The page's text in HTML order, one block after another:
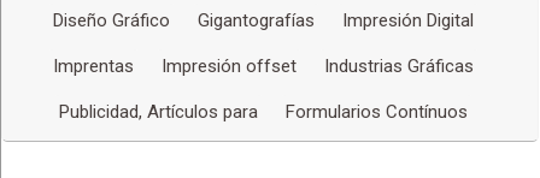
Diseño Gráfico Gigantografías Impresión Digital
Imprentas Impresión offset Industrias Gráficas
Publicidad, Artículos para Formularios Contínuos